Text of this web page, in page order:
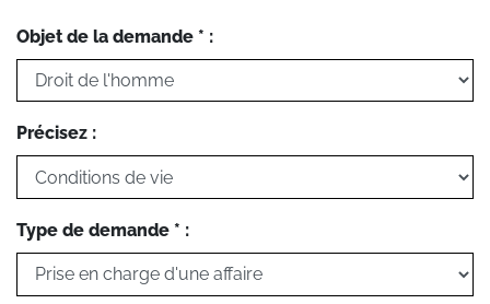
Objet de la demande * :
Précisez :
Type de demande * :